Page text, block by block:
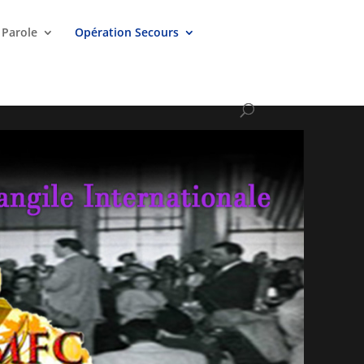
Parole Opération Secours